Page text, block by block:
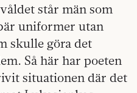
står män som
uniformer utan
skulle göra det
Så här har poeten
situationen där det